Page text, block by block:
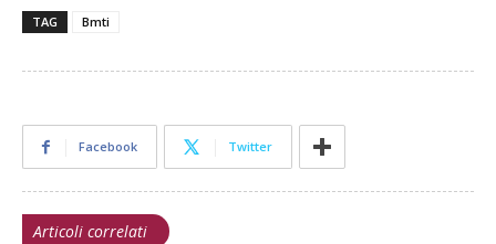
TAG Bmti
Facebook Twitter
Articoli correlati